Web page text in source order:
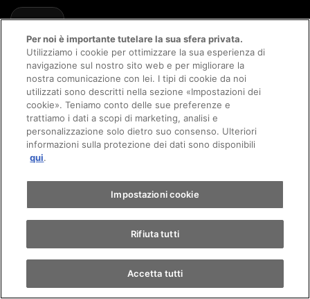
Appuntamento
Giro di prova
Trova un'auto
AMAG App
Get connected with AMAG
© 2026 AMAG Automobili e motori SA
Per noi è importante tutelare la sua sfera privata.
Utilizziamo i cookie per ottimizzare la sua esperienza di
navigazione sul nostro sito web e per migliorare la
nostra comunicazione con lei. I tipi di cookie da noi
utilizzati sono descritti nella sezione «Impostazioni dei
cookie». Teniamo conto delle sue preferenze e
trattiamo i dati a scopi di marketing, analisi e
personalizzazione solo dietro suo consenso. Ulteriori
informazioni sulla protezione dei dati sono disponibili
qui.
Impostazioni cookie
Rifiuta tutti
Accetta tutti